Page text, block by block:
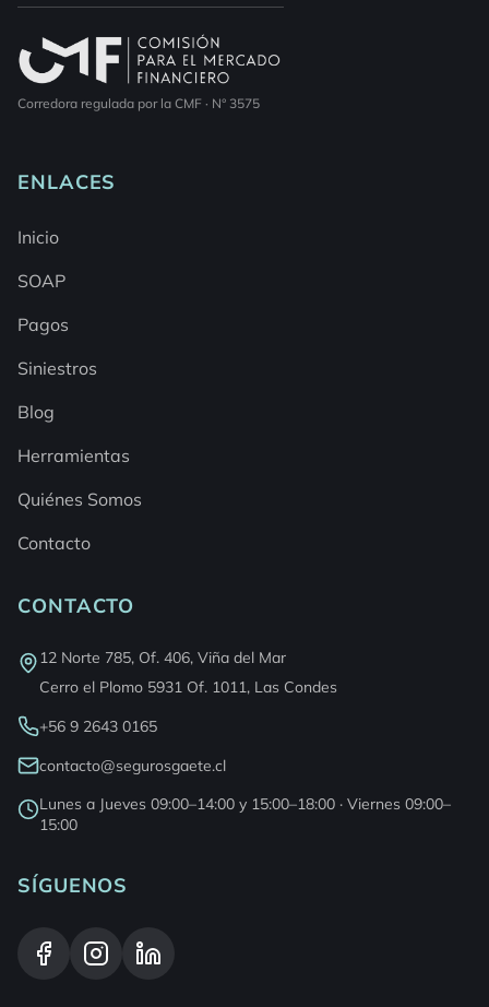
Corredora regulada por la CMF · N° 3575
ENLACES
Inicio
SOAP
Pagos
Siniestros
Blog
Herramientas
Quiénes Somos
Contacto
CONTACTO
12 Norte 785, Of. 406, Viña del Mar
Cerro el Plomo 5931 Of. 1011, Las Condes
+56 9 2643 0165
contacto@segurosgaete.cl
Lunes a Jueves 09:00–14:00 y 15:00–18:00 · Viernes 09:00–
15:00
SÍGUENOS